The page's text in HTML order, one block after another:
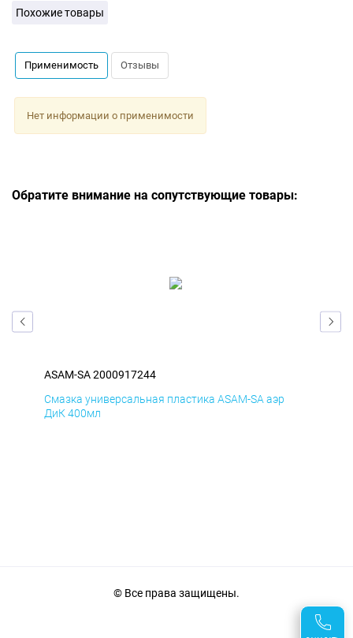
Похожие товары
Применимость Отзывы
Нет информации о применимости
Обратите внимание на сопутствующие товары:
ASAM-SA 2000917244
Смазка универсальная пластика ASAM-SA аэр
ДиК 400мл
© Все права защищены.